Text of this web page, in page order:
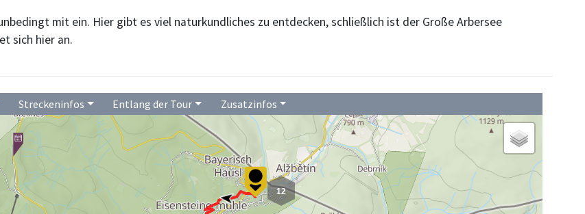
mit ein. Hier gibt es viel naturkundliches zu entdecken, schließlich ist der Große Arbersee
sich hier an.
Streckeninfos Entlang der Tour Zusatzinfos
12